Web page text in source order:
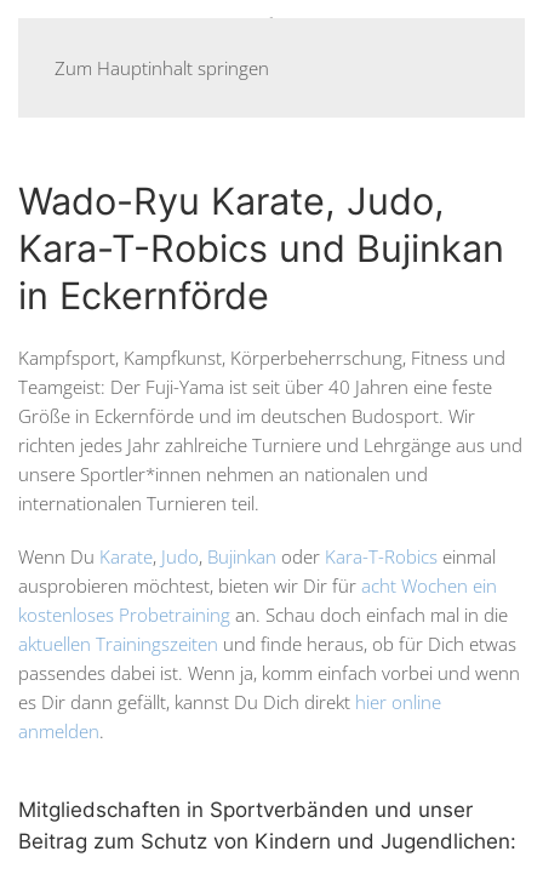
Zum Hauptinhalt springen
Wado-Ryu Karate, Judo,
Kara-T-Robics und Bujinkan
in Eckernförde
Kampfsport, Kampfkunst, Körperbeherrschung, Fitness und
Teamgeist: Der Fuji-Yama ist seit über 40 Jahren eine feste
Größe in Eckernförde und im deutschen Budosport. Wir
richten jedes Jahr zahlreiche Turniere und Lehrgänge aus und
unsere Sportler*innen nehmen an nationalen und
internationalen Turnieren teil.
Wenn Du Karate, Judo, Bujinkan oder Kara-T-Robics einmal
ausprobieren möchtest, bieten wir Dir für acht Wochen ein
kostenloses Probetraining an. Schau doch einfach mal in die
aktuellen Trainingszeiten und finde heraus, ob für Dich etwas
passendes dabei ist. Wenn ja, komm einfach vorbei und wenn
es Dir dann gefällt, kannst Du Dich direkt hier online
anmelden.
Mitgliedschaften in Sportverbänden und unser
Beitrag zum Schutz von Kindern und Jugendlichen: